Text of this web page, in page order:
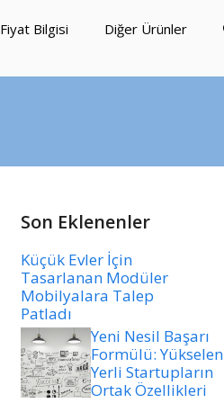
Fiyat Bilgisi Diğer Ürünler
Son Eklenenler
Küçük Evler İçin
Tasarlanan Modüler
Mobilyalara Talep
Patladı
Yeni Nesil Başarı
Formülü: Yükselen
Yerli Startupların
Ortak Özellikleri